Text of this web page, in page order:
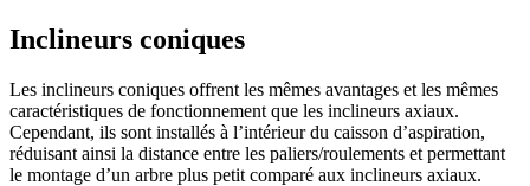
Inclineurs coniques
Les inclineurs coniques offrent les mêmes avantages et les mêmes
caractéristiques de fonctionnement que les inclineurs axiaux.
Cependant, ils sont installés à l’intérieur du caisson d’aspiration,
réduisant ainsi la distance entre les paliers/roulements et permettant
le montage d’un arbre plus petit comparé aux inclineurs axiaux.